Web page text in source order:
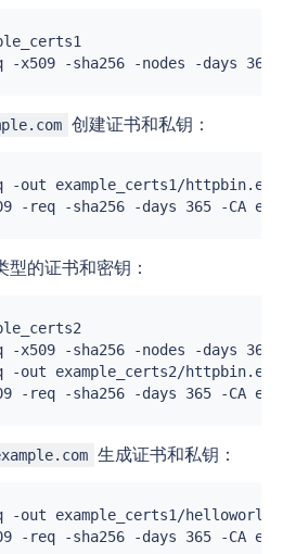
-x509 -sha256 -nodes -days 365
创建证书和私钥：
-out example_certs1/
-req -sha256 -days 365 -CA
的证书和密钥：
-x509 -sha256 -nodes -days 365
-out example_certs2/
-req -sha256 -days 365 -CA
生成证书和私钥：
-out example_certs1/
-req -sha256 -days 365 -CA